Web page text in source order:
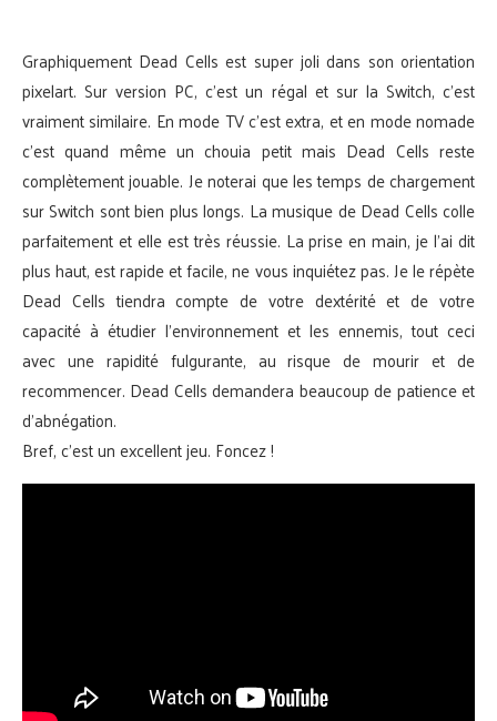
Graphiquement Dead Cells est super joli dans son orientation
pixelart. Sur version PC, c’est un régal et sur la Switch, c’est
vraiment similaire. En mode TV c’est extra, et en mode nomade
c’est quand même un chouia petit mais Dead Cells reste
complètement jouable. Je noterai que les temps de chargement
sur Switch sont bien plus longs. La musique de Dead Cells colle
parfaitement et elle est très réussie. La prise en main, je l’ai dit
plus haut, est rapide et facile, ne vous inquiétez pas. Je le répète
Dead Cells tiendra compte de votre dextérité et de votre
capacité à étudier l’environnement et les ennemis, tout ceci
avec une rapidité fulgurante, au risque de mourir et de
recommencer. Dead Cells demandera beaucoup de patience et
d’abnégation.
Bref, c’est un excellent jeu. Foncez !